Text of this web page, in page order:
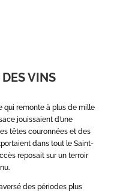
VINS
qui remonte à plus de mille
jouissaient d’une
têtes couronnées et des
dans tout le Saint-
reposait sur un terroir
des périodes plus